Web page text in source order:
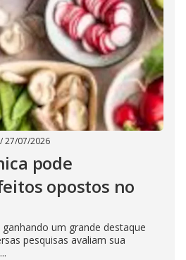
/27/07/2026
pode
opostos no
um grande destaque
pesquisas avaliam sua